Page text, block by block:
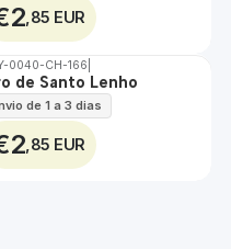
,85 EUR
0040-CH-166
de Santo Lenho
de 1 a 3 dias
,85 EUR